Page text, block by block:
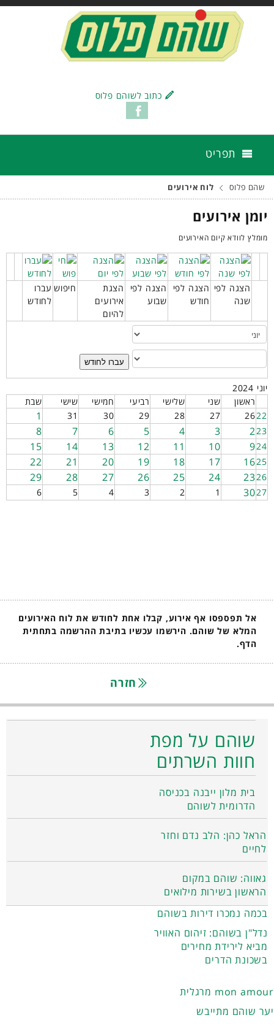
כתוב לשוהם פלוס
תפריט
שהם פלוס לוח אירועים
יומן אירועים
מומלץ לוודא קיום האירועים
הצגה לפי
שנה
הצגה לפי
חודש
הצגה לפי
שבוע
הצגת
אירועים
להיום
חיפוש עברו
לחודש
עברו לחודש
יוני 2024
ראשון
שני שלישי רביעי חמישי שישי
שבת
22
26
27
28
29
30
31
1
23
2
3
4
5
6
7
8
24
9
10
11
12
13
14
15
25
16
17
18
19
20
21
22
26
23
24
25
26
27
28
29
27
30
1
2
3
4
5
6
אל תפספסו אף אירוע, קבלו אחת לחודש את לוח האירועים
המלא של שוהם. הירשמו עכשיו בתיבת ההרשמה בתחתית
הדף.
חזרה
שוהם על מפת
חוות השרתים
בית מלון ייבנה בכניסה
הדרומית לשוהם
הראל כהן: הלב נדם וחזר
לחיים
גאווה: שוהם במקום
הראשון בשירות מילואים
בכמה נמכרו דירות בשוהם
נדל"ן בשוהם: זיהום האוויר
מביא לירידת מחירים
בשכונת הדרים
מרגלית mon amour
יער שוהם מתייבש